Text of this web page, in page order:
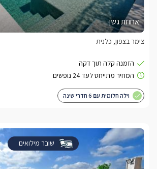
אחוזת גשן
צימר בצפון, כלנית
וילה חלומית עם 6 חדרי שינה
שובר מילואים